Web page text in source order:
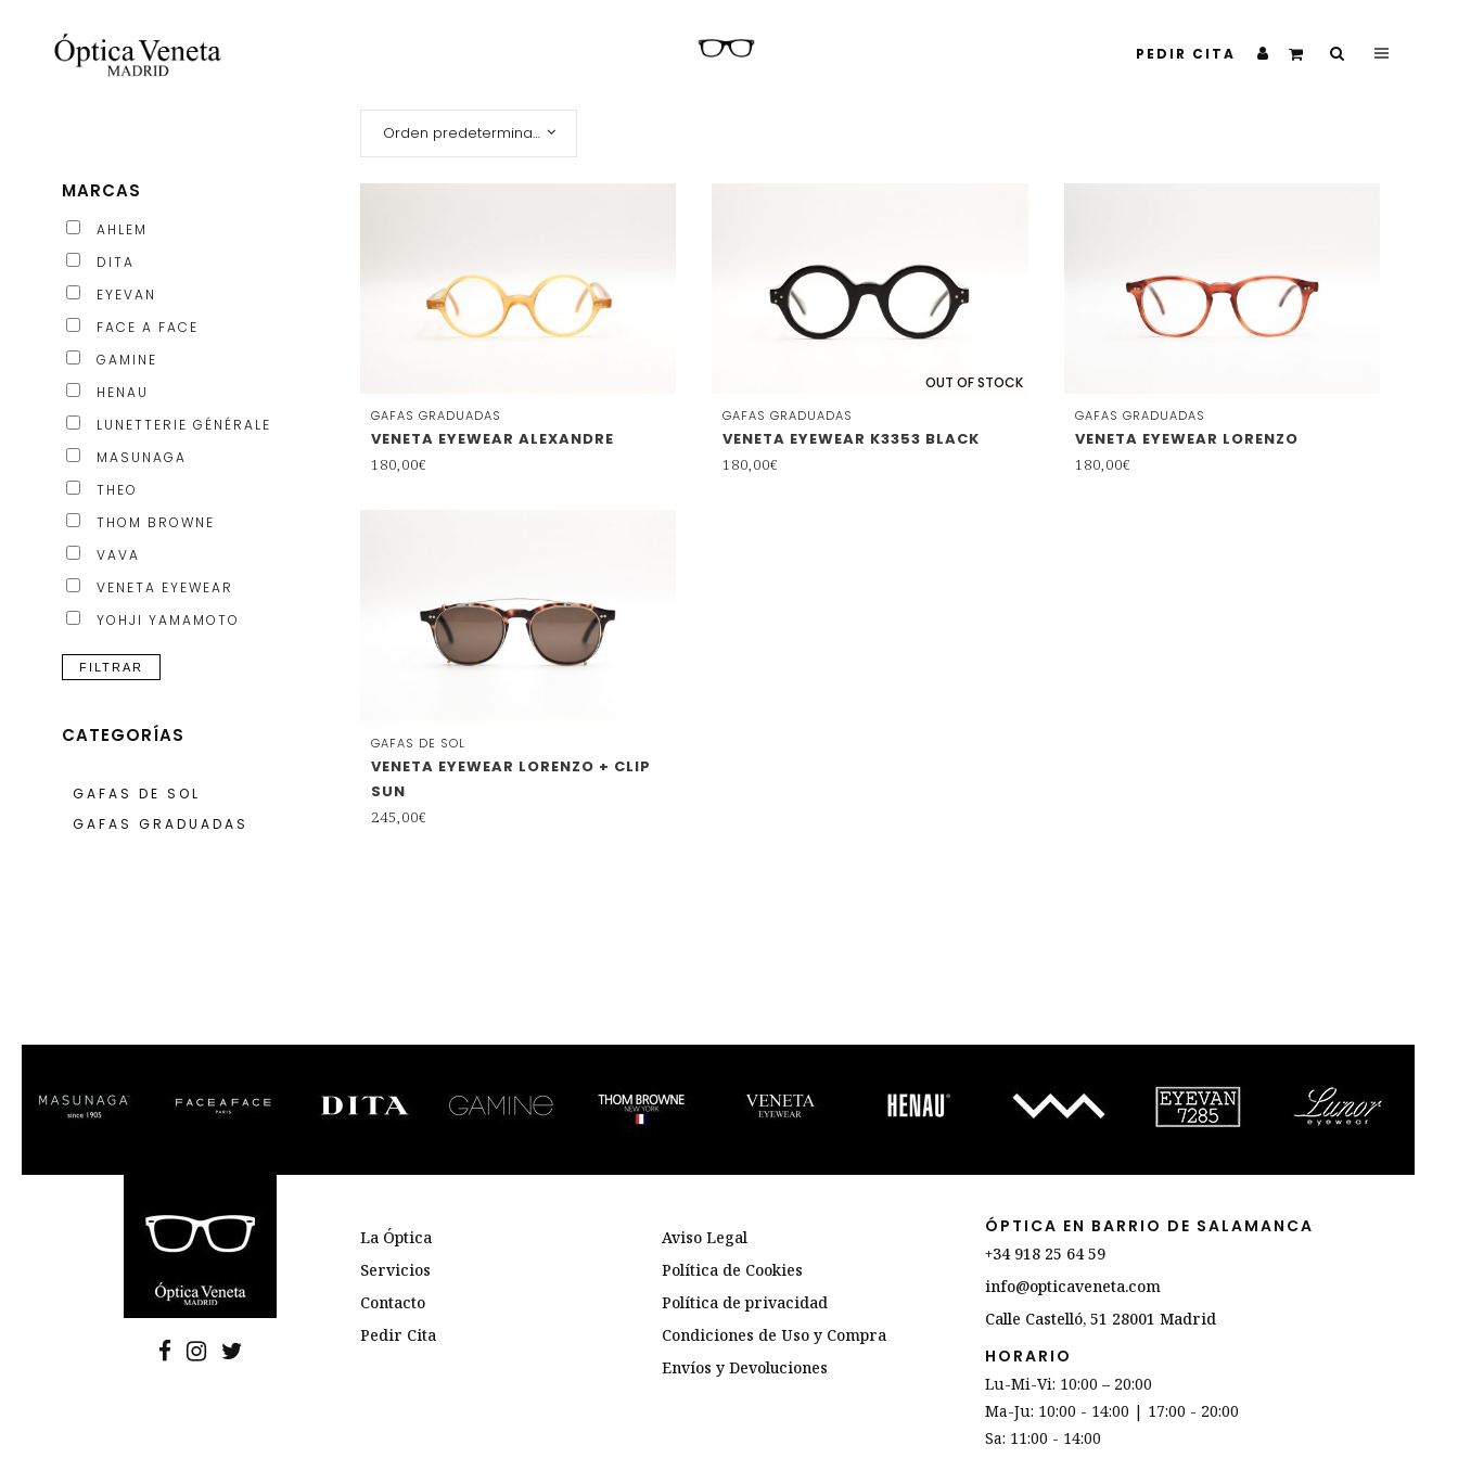
PEDIR CITA
MARCAS
AHLEM
DITA
EYEVAN
FACE A FACE
GAMINE
HENAU
LUNETTERIE GÉNÉRALE
MASUNAGA
THEO
THOM BROWNE
VAVA
VENETA EYEWEAR
YOHJI YAMAMOTO
FILTRAR
CATEGORÍAS
GAFAS DE SOL
GAFAS GRADUADAS
Orden predeterminado
GAFAS GRADUADAS
VENETA EYEWEAR ALEXANDRE
180,00€
OUT OF STOCK
GAFAS GRADUADAS
VENETA EYEWEAR K3353 BLACK
180,00€
GAFAS GRADUADAS
VENETA EYEWEAR LORENZO
180,00€
GAFAS DE SOL
VENETA EYEWEAR LORENZO + CLIP
SUN
245,00€
La Óptica
Servicios
Contacto
Pedir Cita
Aviso Legal
Política de Cookies
Política de privacidad
Condiciones de Uso y Compra
Envíos y Devoluciones
ÓPTICA EN BARRIO DE SALAMANCA
+34 918 25 64 59
info@opticaveneta.com
Calle Castelló, 51 28001 Madrid
HORARIO
Lu-Mi-Vi: 10:00 – 20:00
Ma-Ju: 10:00 - 14:00 | 17:00 - 20:00
Sa: 11:00 - 14:00